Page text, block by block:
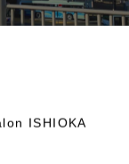
ISHIOKA